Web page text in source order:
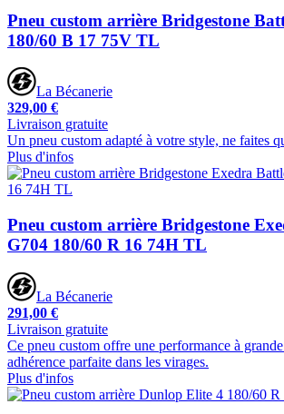
Pneu custom arrière Bridgestone
180/60 B 17 75V TL
La Bécanerie
329,00 €
Livraison gratuite
Un pneu custom adapté à votre style, ne faites
Plus d'infos
Pneu custom arrière Bridgestone
G704 180/60 R 16 74H TL
La Bécanerie
291,00 €
Livraison gratuite
Ce pneu custom offre une performance à
adhérence parfaite dans les virages.
Plus d'infos